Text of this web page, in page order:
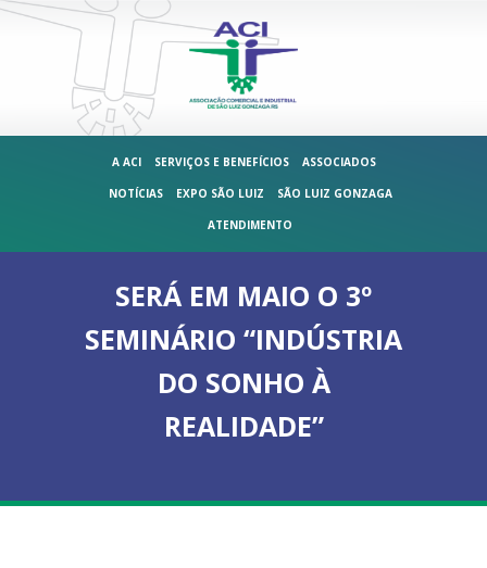
A ACI SERVIÇOS E BENEFÍCIOS ASSOCIADOS
NOTÍCIAS EXPO SÃO LUIZ SÃO LUIZ GONZAGA
ATENDIMENTO
SERÁ EM MAIO O 3º
SEMINÁRIO “INDÚSTRIA
DO SONHO À
REALIDADE”